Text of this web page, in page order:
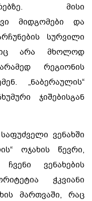
მისი
მიდგომები და
სურვილი
არა მხოლოდ
რეგიონის
„ნაბერაულის“
ჯიშებისგან
ვენახში
ოჯახის წევრი,
ვენახების
ჭკვიანი
მართვაში, რაც